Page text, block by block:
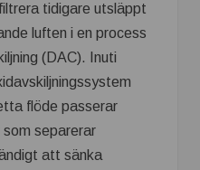
tidigare utsläppt
luften i en process
(DAC). Inuti
flöde passerar
separerar
att sänka